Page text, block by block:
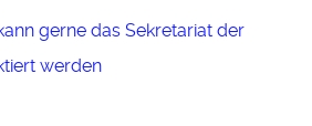
gerne das Sekretariat der
werden